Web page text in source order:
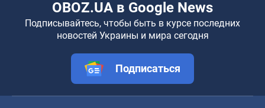
OBOZ.UA в Google News
Подписывайтесь, чтобы быть в курсе последних
новостей Украины и мира сегодня
Подписаться